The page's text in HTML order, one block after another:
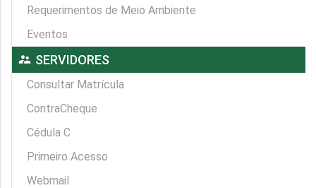
Requerimentos de Meio Ambiente
Eventos
supervisor_account SERVIDORES
Consultar Matrícula
ContraCheque
Cédula C
Primeiro Acesso
Webmail